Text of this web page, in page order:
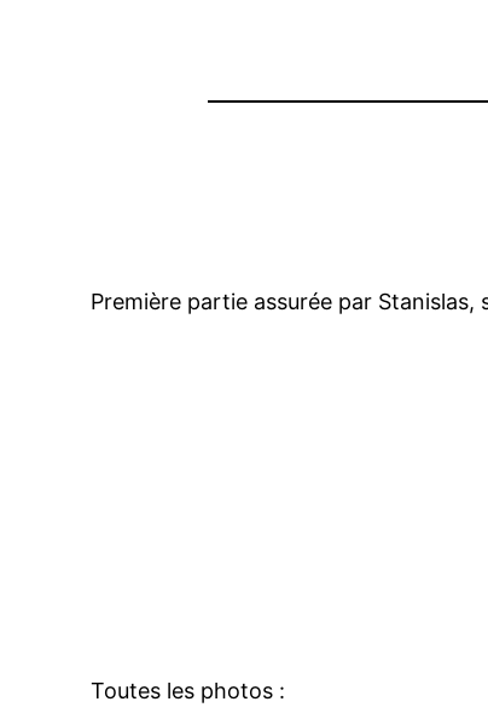
Première partie assurée par Stanislas,
Toutes les photos :